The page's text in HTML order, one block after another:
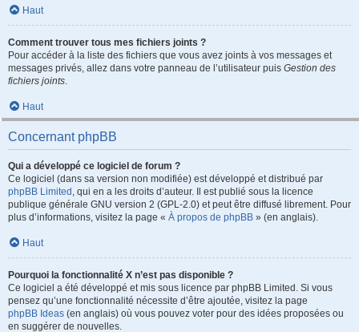
Haut
Comment trouver tous mes fichiers joints ?
Pour accéder à la liste des fichiers que vous avez joints à vos messages et
messages privés, allez dans votre panneau de l’utilisateur puis Gestion des
fichiers joints.
Haut
Concernant phpBB
Qui a développé ce logiciel de forum ?
Ce logiciel (dans sa version non modifiée) est développé et distribué par
phpBB Limited , qui en a les droits d’auteur. Il est publié sous la licence
publique générale GNU version 2 (GPL-2.0) et peut être diffusé librement. Pour
plus d’informations, visitez la page « À propos de phpBB » (en anglais).
Haut
Pourquoi la fonctionnalité X n’est pas disponible ?
Ce logiciel a été développé et mis sous licence par phpBB Limited. Si vous
pensez qu’une fonctionnalité nécessite d’être ajoutée, visitez la page
phpBB Ideas (en anglais) où vous pouvez voter pour des idées proposées ou
en suggérer de nouvelles.